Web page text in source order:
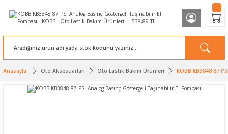
Anasayfa Oto Aksesuarları Oto Lastik Bakım Ürünleri KOBB KB3848 87